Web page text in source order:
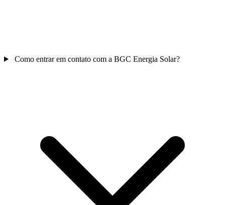
Como entrar em contato com a BGC Energia Solar?